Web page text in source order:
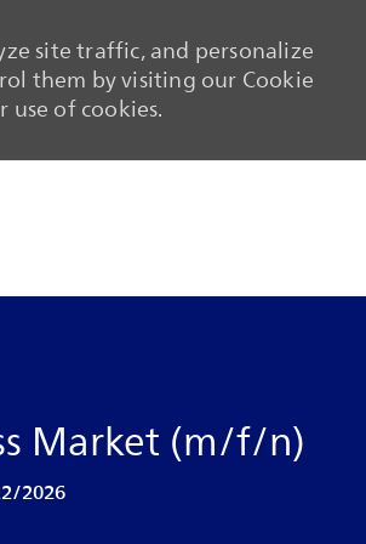
site traffic, and personalize
them by visiting our Cookie
use of cookies.
Market (m/f/n)
2026